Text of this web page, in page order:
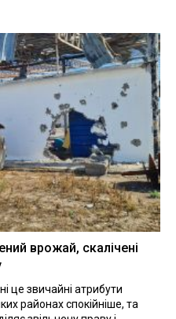
врожай, скалічені
це звичайні атрибути
районах спокійніше, та